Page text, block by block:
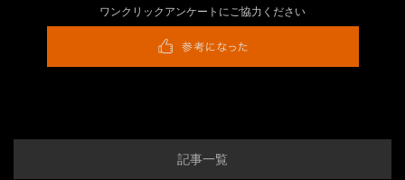
ワンクリックアンケートにご協力ください
記事一覧